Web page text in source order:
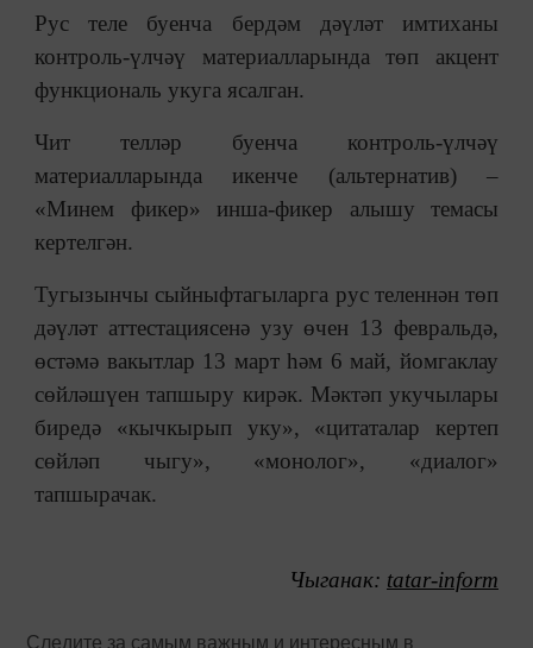
Рус теле буенча бердәм дәүләт имтиханы
контроль-үлчәү материалларында төп акцент
функциональ укуга ясалган.
Чит телләр буенча контроль-үлчәү
материалларында икенче (альтернатив) –
«Минем фикер» инша-фикер алышу темасы
кертелгән.
Тугызынчы сыйныфтагыларга рус теленнән төп
дәүләт аттестациясенә узу өчен 13 февральдә,
өстәмә вакытлар 13 март һәм 6 май, йомгаклау
сөйләшүен тапшыру кирәк. Мәктәп укучылары
биредә «кычкырып уку», «цитаталар кертеп
сөйләп чыгу», «монолог», «диалог»
тапшырачак.
Чыганак: tatar-inform
Следите за самым важным и интересным в